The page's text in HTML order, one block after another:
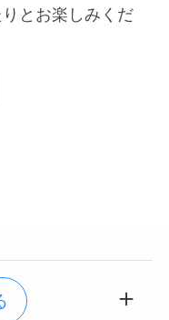
とお楽しみくだ